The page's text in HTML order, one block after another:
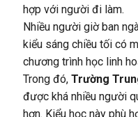
hợp với người đi làm.
Nhiều người giờ ban
kiểu sáng chiều tối có
chương trình học linh
Trong đó, Trường
được khá nhiều người
hơn. Kiểu học này phù